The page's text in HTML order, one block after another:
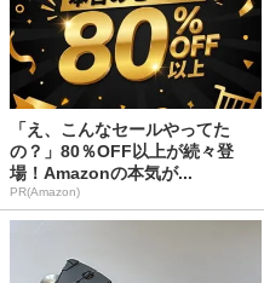
「え、こんなセールやってた
の？」80％OFF以上が続々登
場！Amazonの本気が...
PR(Amazon)